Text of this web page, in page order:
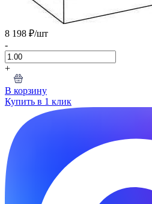
8 198 ₽/шт
-
+
В корзину
Купить в 1 клик